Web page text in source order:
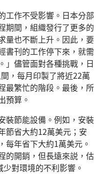
工作不受影響。日本分部
期間，組織發行了更多的
量也不斷上升。因此，要
書刊的工作停下來，就需
」儘管面對各種挑戰，日
，每月印製了將近22萬
最繁忙的階段。最後，所
預算。
裝節能設備。例如，安裝
節省大約12萬美元；安
每年省下大約1萬美元。
的開銷，但長遠來説，估
對環境的不利影響。